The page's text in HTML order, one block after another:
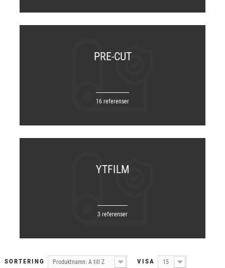
PRE-CUT
16 referenser
YTFILM
3 referenser
SORTERING Produktnamn: A till Z VISA 15